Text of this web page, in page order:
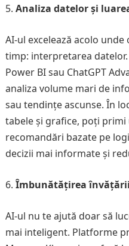
Analiza datelor și
AI-ul excelează acolo
timp: interpretarea
Power BI sau ChatGPT
analiza volume mari de
sau tendințe ascunse. În
tabele și grafice, poți
recomandări bazate pe
decizii mai informate și
Îmbunătățirea
AI-ul nu te ajută doar să
mai inteligent. Platforme